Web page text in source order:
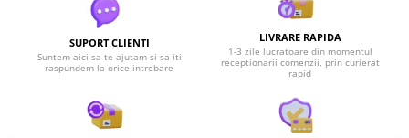
SUPORT CLIENTI
Suntem aici sa te ajutam si sa iti
raspundem la orice intrebare
LIVRARE RAPIDA
1-3 zile lucratoare din momentul
receptionarii comenzii, prin curierat
rapid